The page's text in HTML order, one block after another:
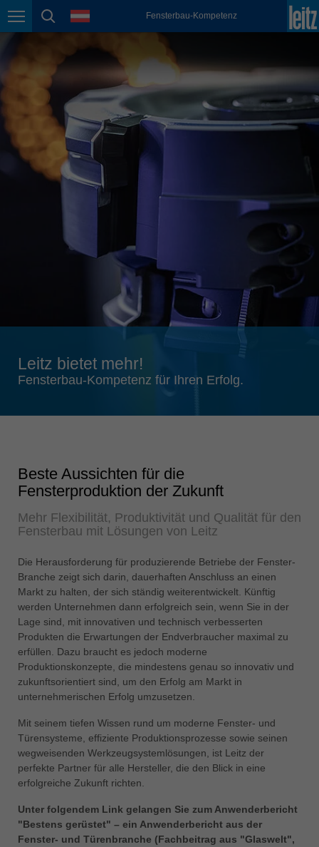
Seitennavigation
Seitensuche
Sprache Fensterbau-Kompetenz
México
español
Nederland
nederlands
Österreich
deutsch
Polska
Portugal
România
Română
Schweiz
deutsch français
Singapore
Slovenija
Suomi
english
türkçe
english
Việt Nam
tiếng việt
中国
中文
ประเทศไทย
ไทย
yкраїнська
Leitz bietet mehr!
Fensterbau-Kompetenz für Ihren Erfolg.
Beste Aussichten für die
Fensterproduktion der Zukunft
Mehr Flexibilität, Produktivität und Qualität für den
Fensterbau mit Lösungen von Leitz
Die Herausforderung für produzierende Betriebe der Fenster-
Branche zeigt sich darin, dauerhaften Anschluss an einen
Markt zu halten, der sich ständig weiterentwickelt. Künftig
werden Unternehmen dann erfolgreich sein, wenn Sie in der
Lage sind, mit innovativen und technisch verbesserten
Produkten die Erwartungen der Endverbraucher maximal zu
erfüllen. Dazu braucht es jedoch moderne
Produktionskonzepte, die mindestens genau so innovativ und
zukunftsorientiert sind, um den Erfolg am Markt in
unternehmerischen Erfolg umzusetzen.
Mit seinem tiefen Wissen rund um moderne Fenster- und
Türensysteme, effiziente Produktionsprozesse sowie seinen
wegweisenden Werkzeugsystemlösungen, ist Leitz der
perfekte Partner für alle Hersteller, die den Blick in eine
erfolgreiche Zukunft richten.
Unter folgendem Link gelangen Sie zum Anwenderbericht
"Bestens gerüstet" – ein Anwenderbericht aus der
Fenster- und Türenbranche (Fachbeitrag aus "Glaswelt",